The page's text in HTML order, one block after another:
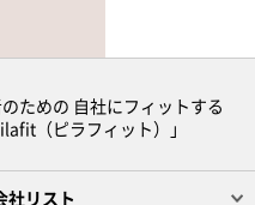
ための 自社にフィットする
（ピラフィット）」
社リスト